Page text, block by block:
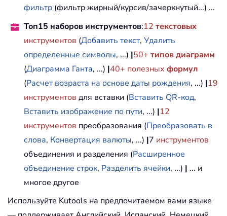
фильтр (фильтр жирный/курсив/зачеркнутый...) ...
Топ15 наборов инструментов:12 текстовых
инструментов (Добавить текст, Удалить
определенные символы, ...) |50+ типов диаграмм
(Диаграмма Ганта, ...) |40+ полезных формул
(Расчет возраста на основе даты рождения, ...) |19
инструментов для вставки (Вставить QR-код,
Вставить изображение по пути, ...) |12
инструментов преобразования (Преобразовать в
слова, Конвертация валюты, ...) |7 инструментов
объединения и разделения (Расширенное
объединение строк, Разделить ячейки, ...) | ... и
многое другое
Используйте Kutools на предпочитаемом вами языке